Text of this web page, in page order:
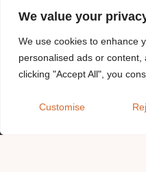
We value your
We use cookies to enhance
personalised ads or
clicking "Accept All", you
Customise